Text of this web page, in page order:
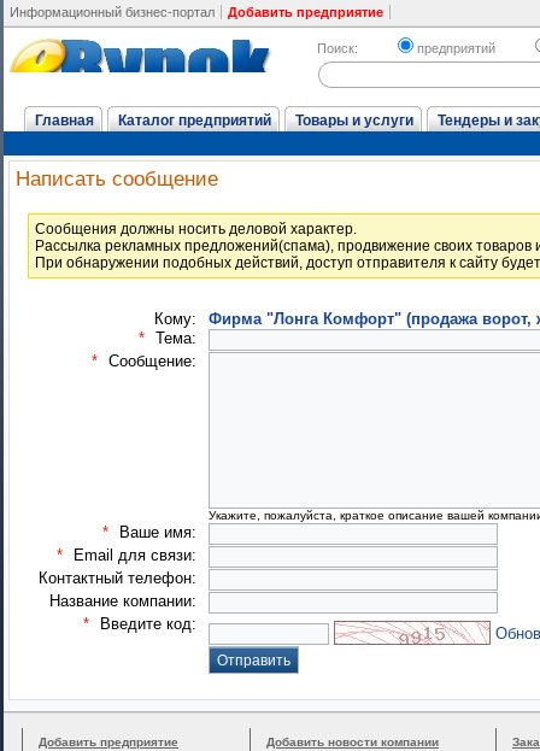
Информационный бизнес-портал Добавить предприятие
Поиск: предприятий
Главная Каталог предприятий Товары и услуги Тендеры и
Написать сообщение
Cообщения должны носить деловой характер.
Рассылка рекламных предложений(спама), продвижение своих товаров
При обнаружении подобных действий, доступ отправителя к сайту
Кому:
Фирма "Лонга Комфорт" (продажа ворот,
* Тема:
* Сообщение:
Укажите, пожалуйста, краткое описание вашей
*
Ваше имя:
*
Email для связи:
Контактный телефон:
Название компании:
*
Введите код:
Добавить предприятие
Добавить новости компании